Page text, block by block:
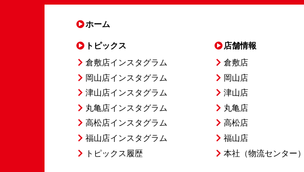
ホーム
トピックス
倉敷店インスタグラム
岡山店インスタグラム
津山店インスタグラム
丸亀店インスタグラム
高松店インスタグラム
福山店インスタグラム
トピックス履歴
店舗情報
倉敷店
岡山店
津山店
丸亀店
高松店
福山店
本社 （物流センター）